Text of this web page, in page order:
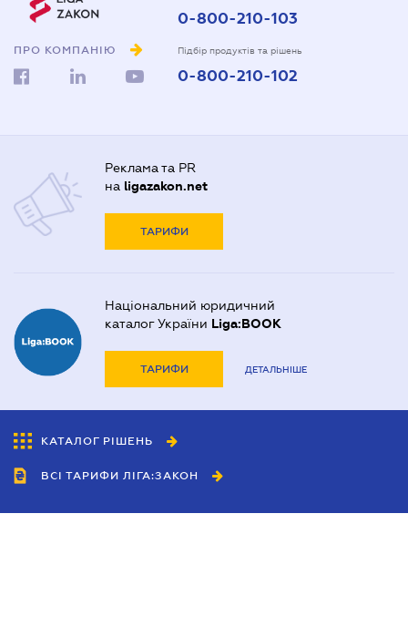
ПРО КОМПАНІЮ
0-800-210-103
Підбір продуктів та рішень
0-800-210-102
Реклама та PR
на ligazakon.net
ТАРИФИ
Національний юридичний
каталог України Liga:BOOK
ТАРИФИ ДЕТАЛЬНІШЕ
КАТАЛОГ РІШЕНЬ
ВСІ ТАРИФИ ЛІГА:ЗАКОН